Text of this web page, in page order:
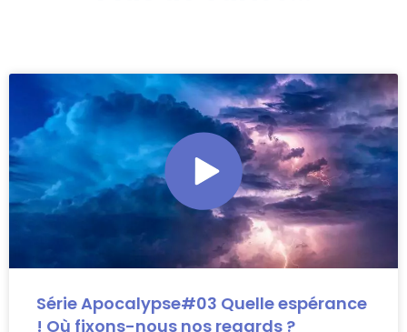
Série Apocalypse#03 Quelle espérance
! Où fixons-nous nos regards ?